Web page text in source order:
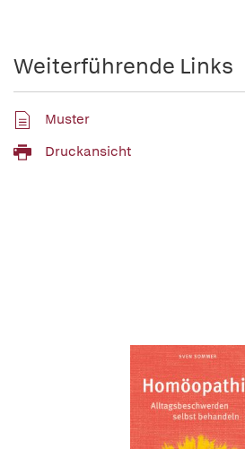
Weiterführende Links
Muster
Druckansicht